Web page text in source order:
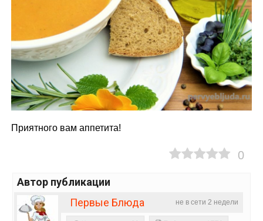
Приятного вам аппетита!
0
Автор публикации
не в сети 2 недели
Первые Блюда